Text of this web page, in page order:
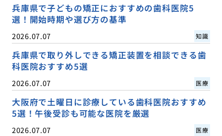
兵庫県で子どもの矯正におすすめの歯科医院5
選！開始時期や選び方の基準
2026.07.07 知識
兵庫県で取り外しできる矯正装置を相談できる歯
科医院おすすめ5選
2026.07.07 医療
大阪府で土曜日に診療している歯科医院おすすめ
5選！午後受診も可能な医院を厳選
2026.07.07 医療